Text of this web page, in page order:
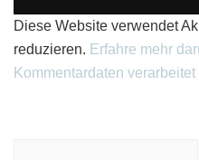
Diese Website verwendet
reduzieren. Erfahre mehr
Kommentardaten